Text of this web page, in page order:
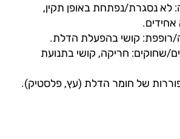
נפתחת באופן תקין,
קושי בהפעלת הדלת.
חריקה, קושי בתנועת
של חומר הדלת (עץ, פלסטיק).